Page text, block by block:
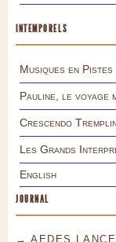
INTEMPORELS
Musiques en Pistes
Pauline, le voyage
Crescendo
Les Grands
English
JOURNAL
→ AEDES